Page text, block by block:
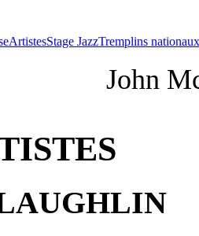
ArtistesStage JazzTremplins nationaux
John